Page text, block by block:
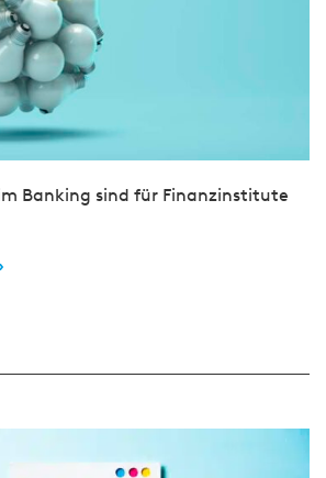
Banking sind für Finanzinstitute